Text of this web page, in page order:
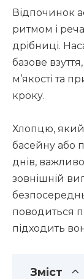
Відпочинок
ритмом і
дрібниці.
базове
м’якості та
кроку.
Хлопцю, який
басейну або
днів,
зовнішній
поводиться
підходить
Зміст